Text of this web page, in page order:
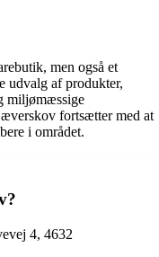
men også et
udvalg af produkter,
miljømæssige
fortsætter med at
i området.
4, 4632